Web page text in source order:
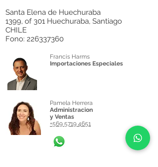
Santa Elena de Huechuraba
1399, of 301 Huechuraba, Santiago
CHILE
Fono: 226337360
Francis Harms
Importaciones Especiales
Pamela Herrera
Administracion
y Ventas
+569 5719 4651